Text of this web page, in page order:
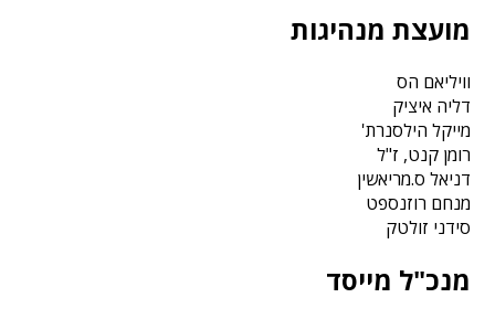
מועצת מנהיגות
וויליאם הס
דליה איציק
מייקל הילסנרת'
רומן קנט, ז"ל
דניאל ס.מריאשין
מנחם רוזנספט
סידני זולטק
מנכ"ל מייסד